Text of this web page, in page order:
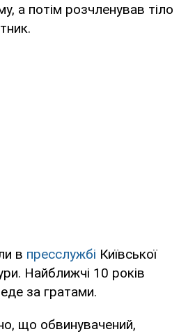
а потім розчленував тіло
в пресслужбі Київської
Найближчі 10 років
за гратами.
що обвинувачений,